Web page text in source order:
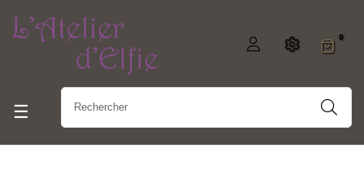
0
Basculer la navigation
☰